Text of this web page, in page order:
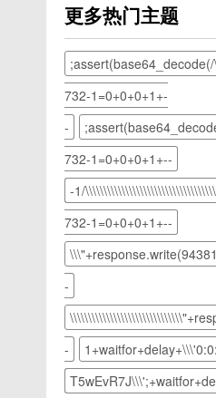
更多热门主题
732-1=0+0+0+1+-
-
732-1=0+0+0+1+--
-1/
732-1=0+0+0+1+--
-
-